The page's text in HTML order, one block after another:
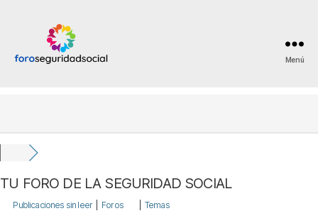
Social
Menú
TU FORO DE LA SEGURIDAD SOCIAL
Publicaciones sin leer Foros Temas